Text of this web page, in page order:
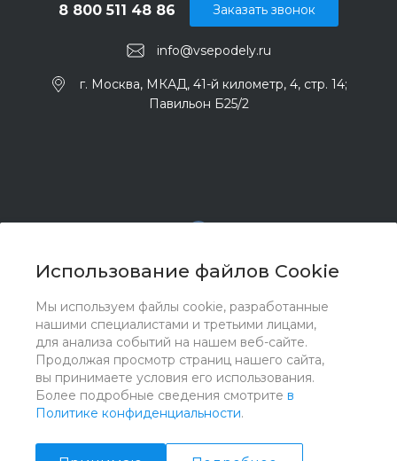
Использование файлов Cookie
Мы используем файлы cookie, разработанные
нашими специалистами и третьими лицами,
для анализа событий на нашем веб-сайте.
Продолжая просмотр страниц нашего сайта,
вы принимаете условия его использования.
Более подробные сведения смотрите в
Политике конфиденциальности.
info@vsepodely.ru
8 800 511 48 86
г. Москва, МКАД, 41-й километр, 4, стр. 14;
Павильон Б25/2
Заказать звонок
© 2017 - 2026 ООО "Комплектстрой 41", Все права
защищены